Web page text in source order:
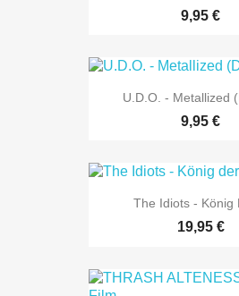
9,95 €
U.D.O. - Metallized
9,95 €
The Idiots - König
19,95 €